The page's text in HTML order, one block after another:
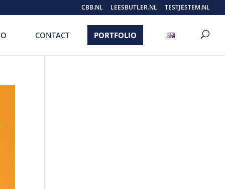
CBB.NL LEESBUTLER.NL TESTJESTEM.NL
CONTACT PORTFOLIO